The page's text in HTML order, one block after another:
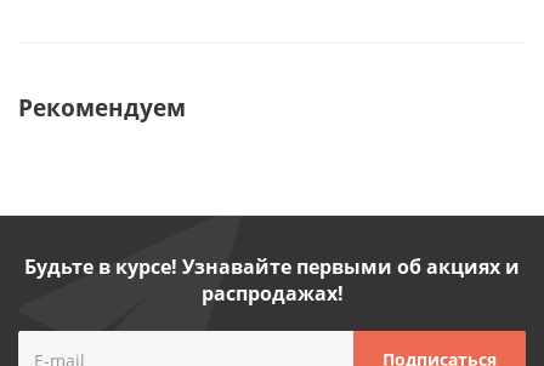
Рекомендуем
Будьте в курсе! Узнавайте первыми об акциях и
распродажах!